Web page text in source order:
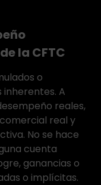
la CFTC
o
A
reales,
real y
No se hace
cuenta
ganancias o
o implícitas.